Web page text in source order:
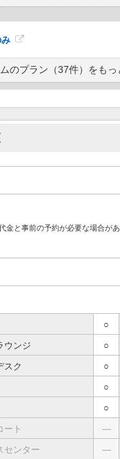
のプラン（37件）をもっ
金と事前の予約が必要な場合が
○
ウンジ ○
スク ○
○
○
ート ―
センター ―